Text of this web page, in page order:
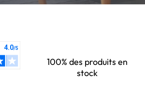
100% des produits en
stock